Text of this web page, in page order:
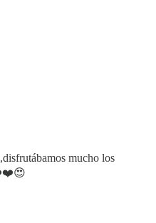
mucho los